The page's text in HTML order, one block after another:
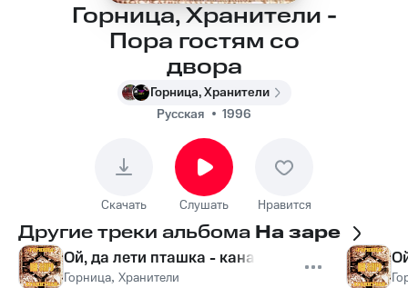
Горница, Хранители -
Пора гостям со
двора
Горница, Хранители
Русская
1996
Скачать Слушать Нравится
Другие треки альбома На заре
Ой, да лети пташка - канарейка
Горница, Хранители